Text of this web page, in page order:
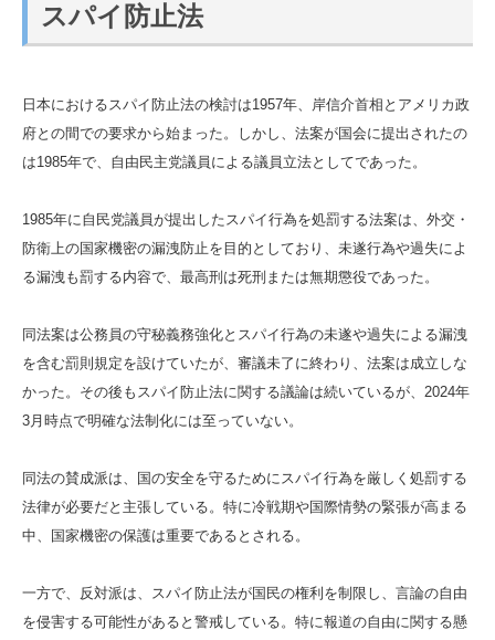
スパイ防止法
日本におけるスパイ防止法の検討は1957年、岸信介首相とアメリカ政
府との間での要求から始まった。しかし、法案が国会に提出されたの
は1985年で、自由民主党議員による議員立法としてであった。
1985年に自民党議員が提出したスパイ行為を処罰する法案は、外交・
防衛上の国家機密の漏洩防止を目的としており、未遂行為や過失によ
る漏洩も罰する内容で、最高刑は死刑または無期懲役であった。
同法案は公務員の守秘義務強化とスパイ行為の未遂や過失による漏洩
を含む罰則規定を設けていたが、審議未了に終わり、法案は成立しな
かった。その後もスパイ防止法に関する議論は続いているが、2024年
3月時点で明確な法制化には至っていない。
同法の賛成派は、国の安全を守るためにスパイ行為を厳しく処罰する
法律が必要だと主張している。特に冷戦期や国際情勢の緊張が高まる
中、国家機密の保護は重要であるとされる。
一方で、反対派は、スパイ防止法が国民の権利を制限し、言論の自由
を侵害する可能性があると警戒している。特に報道の自由に関する懸